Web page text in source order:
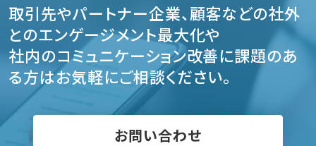
取引先やパートナー企業、顧客などの社外
とのエンゲージメント最大化や
社内のコミュニケーション改善に課題のあ
る方はお気軽にご相談ください。
お問い合わせ